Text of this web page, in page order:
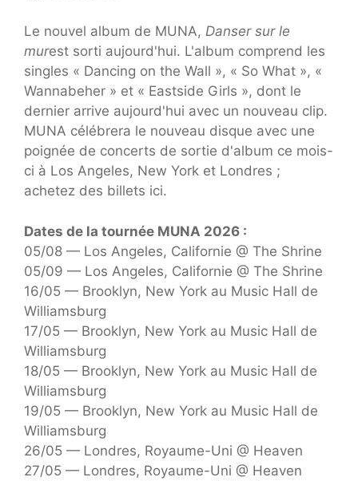
Le nouvel album de MUNA, Danser sur le
murest sorti aujourd'hui. L'album comprend les
singles « Dancing on the Wall », « So What », «
Wannabeher » et « Eastside Girls », dont le
dernier arrive aujourd'hui avec un nouveau clip.
MUNA célébrera le nouveau disque avec une
poignée de concerts de sortie d'album ce mois-
ci à Los Angeles, New York et Londres ;
achetez des billets ici.
Dates de la tournée MUNA 2026 :
05/08 — Los Angeles, Californie @ The Shrine
05/09 — Los Angeles, Californie @ The Shrine
16/05 — Brooklyn, New York au Music Hall de
Williamsburg
17/05 — Brooklyn, New York au Music Hall de
Williamsburg
18/05 — Brooklyn, New York au Music Hall de
Williamsburg
19/05 — Brooklyn, New York au Music Hall de
Williamsburg
26/05 — Londres, Royaume-Uni @ Heaven
27/05 — Londres, Royaume-Uni @ Heaven